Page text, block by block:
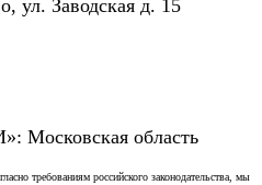
ул. Заводская д. 15
область
требованиям российского законодательства, мы